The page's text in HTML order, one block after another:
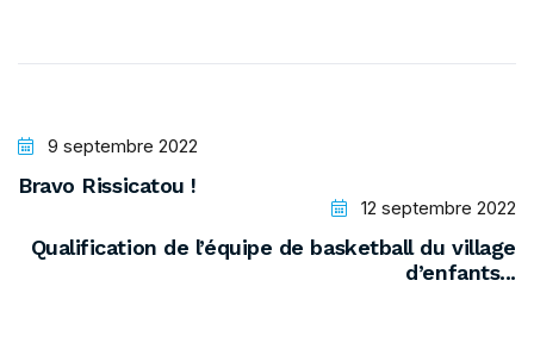
9 septembre 2022
Bravo Rissicatou !
12 septembre 2022
Qualification de l’équipe de basketball du village
d’enfants...